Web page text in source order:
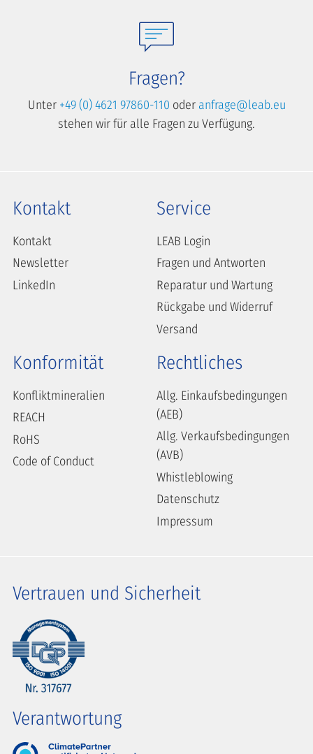
Fragen?
Unter +49 (0) 4621 97860-110 oder anfrage@leab.eu
stehen wir für alle Fragen zu Verfügung.
Kontakt
Kontakt
Newsletter
LinkedIn
Service
LEAB Login
Fragen und Antworten
Reparatur und Wartung
Rückgabe und Widerruf
Versand
Konformität
Konfliktmineralien
REACH
RoHS
Code of Conduct
Rechtliches
Allg. Einkaufsbedingungen
(AEB)
Allg. Verkaufsbedingungen
(AVB)
Whistleblowing
Datenschutz
Impressum
Vertrauen und Sicherheit
Verantwortung